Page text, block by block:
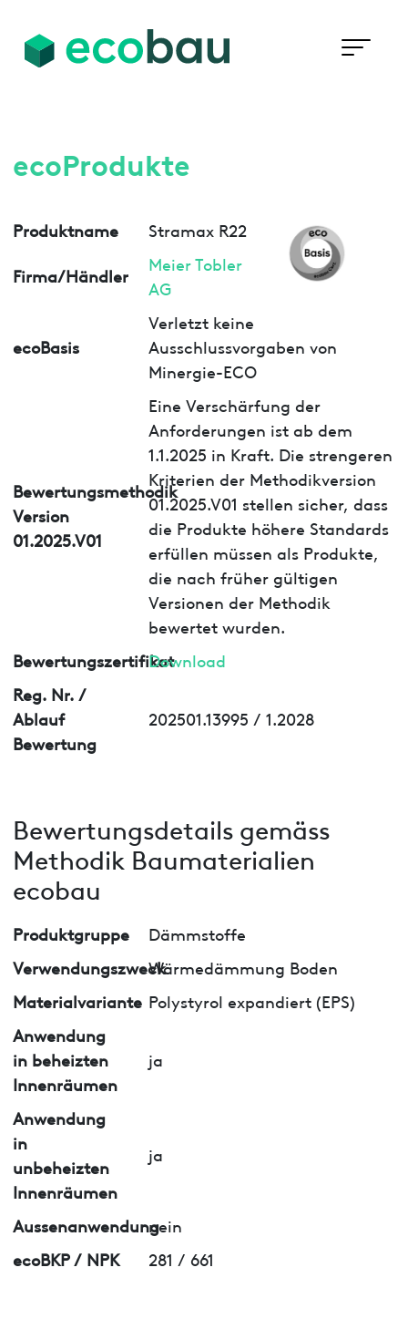
ecoProdukte
Produktname Stramax R22
Firma/Händler
Meier Tobler
AG
ecoBasis
Verletzt keine
Ausschlussvorgaben von
Minergie-ECO
Bewertungsmethodik
Version
01.2025.V01
Eine Verschärfung der
Anforderungen ist ab dem
1.1.2025 in Kraft. Die strengeren
Kriterien der Methodikversion
01.2025.V01 stellen sicher, dass
die Produkte höhere Standards
erfüllen müssen als Produkte,
die nach früher gültigen
Versionen der Methodik
bewertet wurden.
BewertungszertifikatDownload
Reg. Nr. /
Ablauf
Bewertung
202501.13995 / 1.2028
Bewertungsdetails gemäss
Methodik Baumaterialien
ecobau
Produktgruppe
Dämmstoffe
VerwendungszweckWärmedämmung Boden
Materialvariante Polystyrol expandiert (EPS)
Anwendung
in beheizten
Innenräumen
ja
Anwendung
in
unbeheizten
Innenräumen
ja
Aussenanwendungnein
ecoBKP / NPK
281 / 661